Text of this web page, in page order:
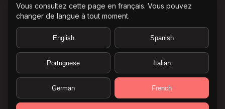
Parlons-en
Nous connectons des candidats ambitieux et
performants à des marques internationales en
croissance dans la mode, la beauté et le bien-être.
Vous consultez cette page en français. Vous pouvez
changer de langue à tout moment.
English Spanish
Portuguese Italian
German French